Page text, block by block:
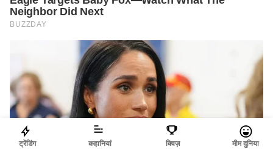
ट्रेंडिंग कहानियां क्विज़ मीम दुनिया